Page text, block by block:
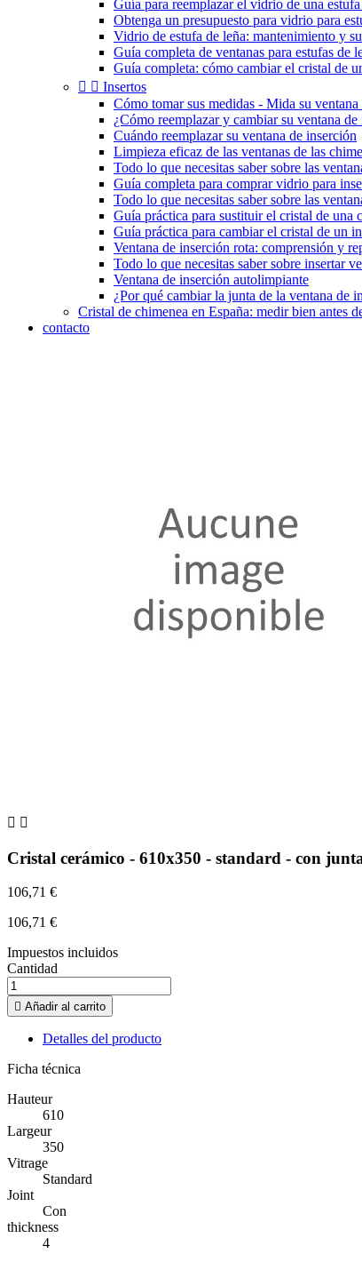
Guía para reemplazar el vidrio de una estufa
Obtenga un presupuesto para vidrio para
Vidrio de estufa de leña: mantenimiento y
Guía completa de ventanas para estufas de
Guía completa: cómo cambiar el cristal de
  Insertos
Cómo tomar sus medidas - Mida su ventana
¿Cómo reemplazar y cambiar su ventana de
Cuándo reemplazar su ventana de inserción
Limpieza eficaz de las ventanas de las
Todo lo que necesitas saber sobre las
Guía completa para comprar vidrio para
Todo lo que necesitas saber sobre las
Guía práctica para sustituir el cristal de una
Guía práctica para cambiar el cristal de un
Ventana de inserción rota: comprensión y
Todo lo que necesitas saber sobre insertar
Ventana de inserción autolimpiante
¿Por qué cambiar la junta de la ventana de
Cristal de chimenea en España: medir bien antes
contacto
 
Cristal cerámico - 610x350 - standard - con
106,71 €
106,71 €
Impuestos incluidos
Cantidad
 Añadir al carrito
Detalles del producto
Ficha técnica
Hauteur
610
Largeur
350
Vitrage
Standard
Joint
Con
thickness
4